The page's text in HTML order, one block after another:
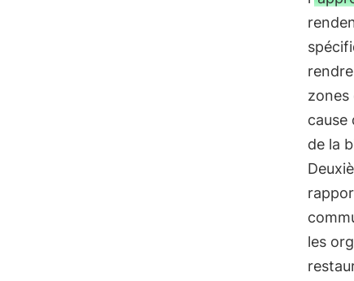
zones
cause
de la
les